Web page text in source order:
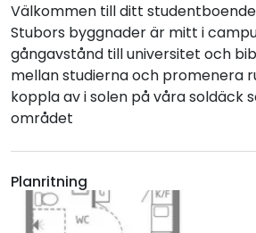
Välkommen till ditt
Stubors byggnader är mitt i
gångavstånd till universitet och
mellan studierna och promenera
koppla av i solen på våra soldäck
området
Planritning